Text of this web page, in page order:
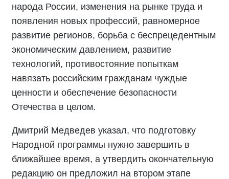
народа России, изменения на рынке труда и
появления новых профессий, равномерное
развитие регионов, борьба с беспрецедентным
экономическим давлением, развитие
технологий, противостояние попыткам
навязать российским гражданам чуждые
ценности и обеспечение безопасности
Отечества в целом.
Дмитрий Медведев указал, что подготовку
Народной программы нужно завершить в
ближайшее время, а утвердить окончательную
редакцию он предложил на втором этапе